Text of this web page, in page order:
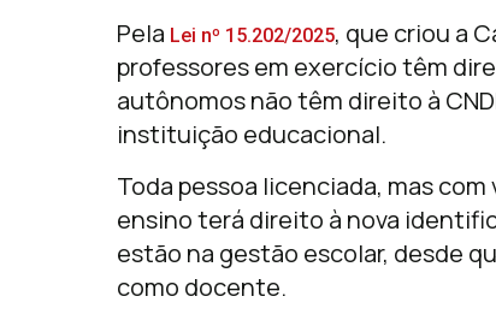
Pela Lei nº 15.202/2025, que criou a
professores em exercício têm
autônomos não têm direito à
instituição educacional.
Toda pessoa licenciada, mas
ensino terá direito à nova
estão na gestão escolar, desde
como docente.